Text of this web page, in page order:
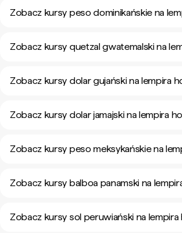
Zobacz kursy peso dominikańskie na
Zobacz kursy quetzal gwatemalski na
Zobacz kursy dolar gujański na lempira
Zobacz kursy dolar jamajski na lempira
Zobacz kursy peso meksykańskie na
Zobacz kursy balboa panamski na
Zobacz kursy sol peruwiański na